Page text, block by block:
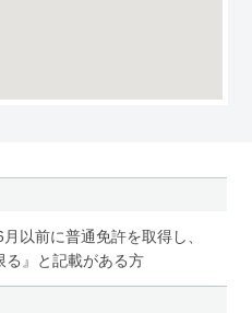
以前に普通免許を取得し、
る』と記載がある方